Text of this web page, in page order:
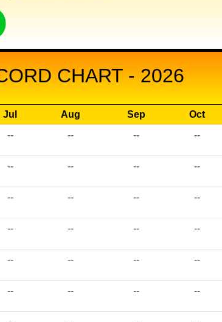
CHART - 2026
Jul Aug Sep Oct
-- -- -- --
-- -- -- --
-- -- -- --
-- -- -- --
-- -- -- --
-- -- -- --